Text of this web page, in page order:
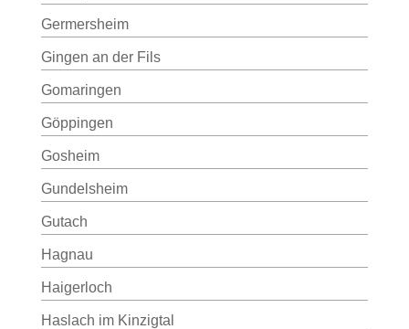
Germersheim
Gingen an der Fils
Gomaringen
Göppingen
Gosheim
Gundelsheim
Gutach
Hagnau
Haigerloch
Haslach im Kinzigtal